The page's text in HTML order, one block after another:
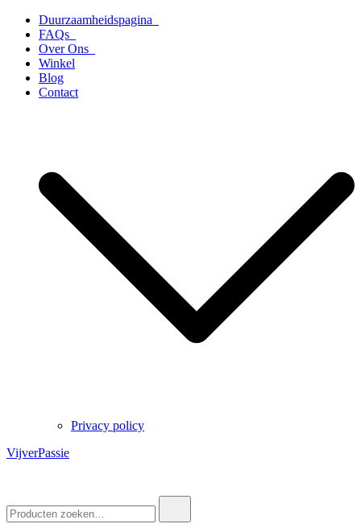
naar
inhoud
Duurzaamheidspagina
FAQs
Over Ons
Winkel
Blog
Contact
Privacy policy
VijverPassie
naar: